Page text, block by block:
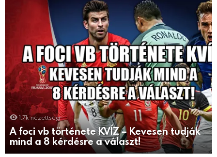
1.7k nézettség
A foci vb története KVÍZ – Kevesen tudják
mind a 8 kérdésre a választ!